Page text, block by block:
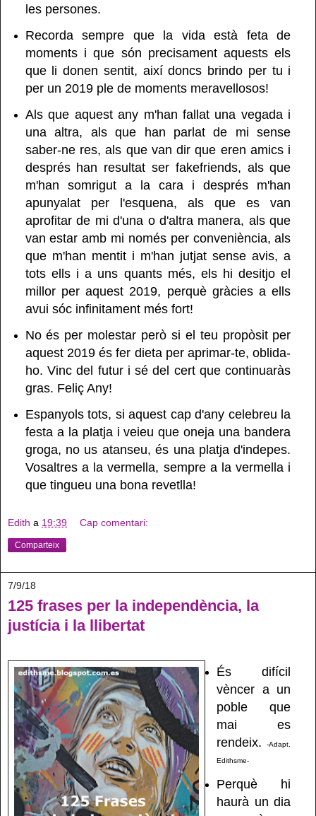
les persones.
Recorda sempre que la vida està feta de
moments i que són precisament aquests els
que li donen sentit, així doncs brindo per tu i
per un 2019 ple de moments meravellosos!
Als que aquest any m'han fallat una vegada i
una altra, als que han parlat de mi sense
saber-ne res, als que van dir que eren amics i
després han resultat ser fakefriends, als que
m'han somrigut a la cara i després m'han
apunyalat per l'esquena, als que es van
aprofitar de mi d'una o d'altra manera, als que
van estar amb mi només per conveniència, als
que m'han mentit i m'han jutjat sense avis, a
tots ells i a uns quants més, els hi desitjo el
millor per aquest 2019, perquè gràcies a ells
avui sóc infinitament més fort!
No és per molestar però si el teu propòsit per
aquest 2019 és fer dieta per aprimar-te, oblida-
ho. Vinc del futur i sé del cert que continuaràs
gras. Feliç Any!
Espanyols tots, si aquest cap d'any celebreu la
festa a la platja i veieu que oneja una bandera
groga, no us atanseu, és una platja d'indepes.
Vosaltres a la vermella, sempre a la vermella i
que tingueu una bona revetlla!
Edith a 19:39 Cap comentari:
Comparteix
7/9/18
125 frases per la independència, la
justícia i la llibertat
És difícil
vèncer a un
poble que
mai es
rendeix.-Adapt.
Edithsme-
Perquè hi
haurà un dia